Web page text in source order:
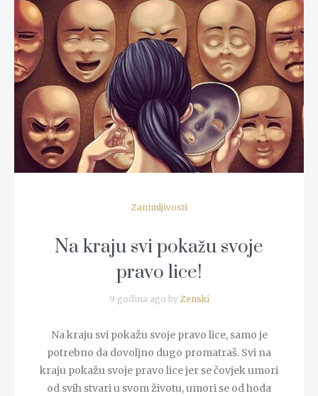
READ MORE
Zanimljivosti
Na kraju svi pokažu svoje
pravo lice!
9 godina ago by Zenski
Na kraju svi pokažu svoje pravo lice, samo je
potrebno da dovoljno dugo promatraš. Svi na
kraju pokažu svoje pravo lice jer se čovjek umori
od svih stvari u svom životu, umori se od hoda